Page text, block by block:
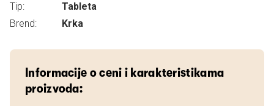
Tip:
Tableta
Brend:
Krka
Informacije o ceni i karakteristikama
proizvoda: